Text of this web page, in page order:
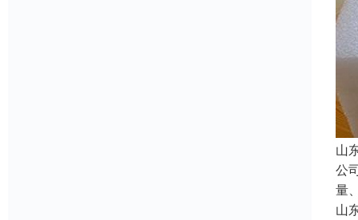
山
公
量
山